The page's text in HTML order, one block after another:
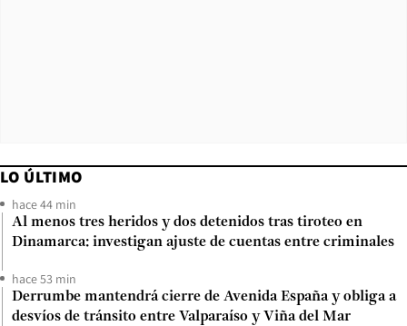
LO ÚLTIMO
hace 44 min
Al menos tres heridos y dos detenidos tras tiroteo en
Dinamarca: investigan ajuste de cuentas entre criminales
hace 53 min
Derrumbe mantendrá cierre de Avenida España y obliga a
desvíos de tránsito entre Valparaíso y Viña del Mar